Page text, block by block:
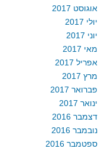
אוגוסט 2017
יולי 2017
יוני 2017
מאי 2017
אפריל 2017
מרץ 2017
פברואר 2017
ינואר 2017
דצמבר 2016
נובמבר 2016
ספטמבר 2016